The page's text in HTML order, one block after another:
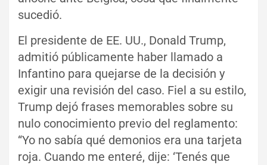
sucedió.
El presidente de EE. UU., Donald Trump,
admitió públicamente haber llamado a
Infantino para quejarse de la decisión y
exigir una revisión del caso. Fiel a su estilo,
Trump dejó frases memorables sobre su
nulo conocimiento previo del reglamento:
“Yo no sabía qué demonios era una tarjeta
roja. Cuando me enteré, dije: ‘Tenés que